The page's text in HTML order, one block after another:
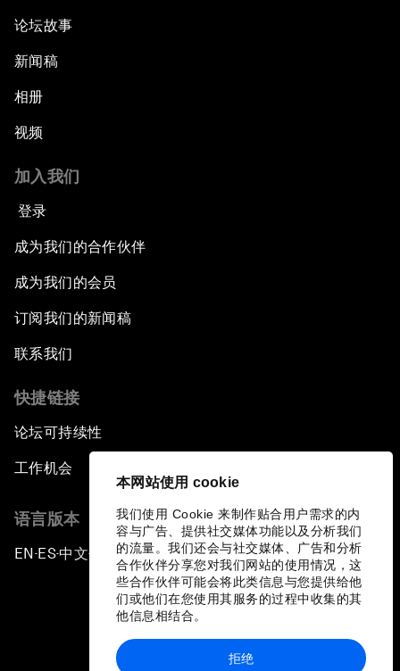
本网站使用 cookie
我们使用 Cookie 来制作贴合用户需求的内
容与广告、提供社交媒体功能以及分析我们
的流量。我们还会与社交媒体、广告和分析
合作伙伴分享您对我们网站的使用情况，这
些合作伙伴可能会将此类信息与您提供给他
们或他们在您使用其服务的过程中收集的其
他信息相结合。
拒绝
论坛故事
新闻稿
相册
视频
加入我们
登录
成为我们的合作伙伴
成为我们的会员
订阅我们的新闻稿
联系我们
快捷链接
论坛可持续性
工作机会
语言版本
EN ▪ ES▪中文▪ 日本語